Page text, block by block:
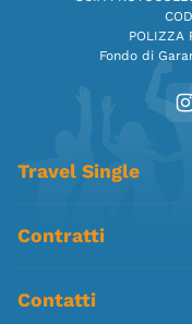
POLIZZA
Fondo di
Travel Single
Contratti
Contatti